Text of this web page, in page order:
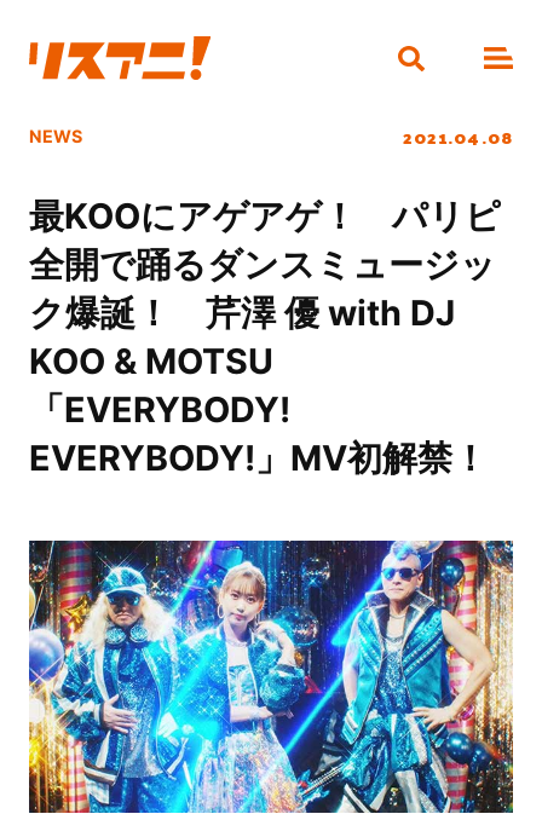
NEWS 2021.04.08
最KOOにアゲアゲ！ パリピ
全開で踊るダンスミュージッ
ク爆誕！ 芹澤 優 with DJ
KOO & MOTSU
「EVERYBODY!
EVERYBODY!」MV初解禁！